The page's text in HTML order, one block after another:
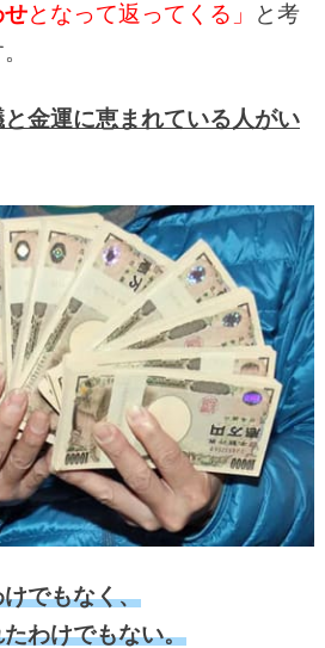
せとなって返ってくる」
と考
金運に恵まれている人がい
でもなく、
わけでもない。